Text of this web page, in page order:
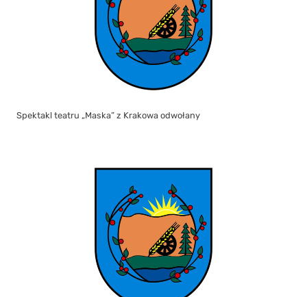
Spektakl teatru „Maska” z Krakowa odwołany